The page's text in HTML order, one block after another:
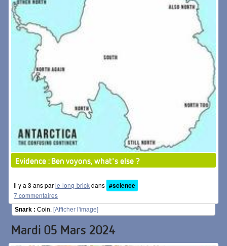
Evidence : Ben voyons, what's else ?
Il y a 3 ans parle-long-brickdans #science
7 commentaires
Snark : Coin.[Afficher l'image]
Mardi 05 Mars 2024